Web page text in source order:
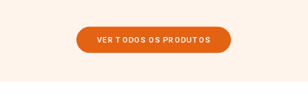
VER TODOS OS PRODUTOS